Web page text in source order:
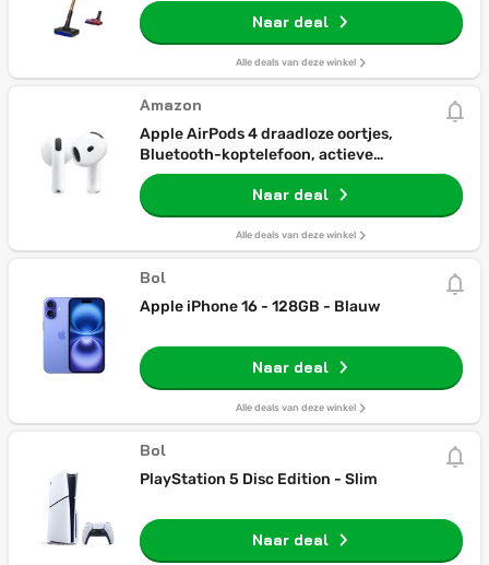
Naar deal
Alle deals van deze winkel
Amazon
Apple AirPods 4 draadloze oortjes,
Bluetooth-koptelefoon, actieve
ruisonderdrukking, adaptieve audio,
transparantiemodus, persoonlijke
ruimtelijke audio, USB C-oplaadcase,
draadloos opladen, H2 chip
Naar deal
Alle deals van deze winkel
Bol
Apple iPhone 16 - 128GB - Blauw
Naar deal
Alle deals van deze winkel
Bol
PlayStation 5 Disc Edition - Slim
Naar deal